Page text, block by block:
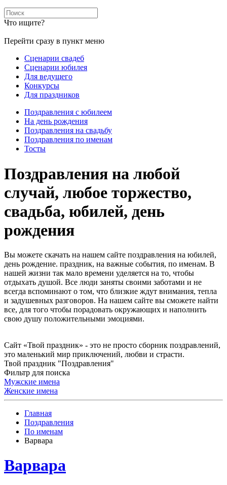
Что ищите?
Перейти сразу в пункт меню
Сценарии свадеб
Сценарии юбилея
Для ведущего
Конкурсы
Для праздников
Поздравления с юбилеем
На день рождения
Поздравления на свадьбу
Поздравления по именам
Тосты
Поздравления на любой
случай, любое торжество,
свадьба, юбилей, день
рождения
Вы можете скачать на нашем сайте поздравления на юбилей,
день рождение. праздник, на важные события, по именам. В
нашей жизни так мало времени уделяется на то, чтобы
отдыхать душой. Все люди заняты своими заботами и не
всегда вспоминают о том, что близкие ждут внимания, тепла
и задушевных разговоров. На нашем сайте вы сможете найти
все, для того чтобы порадовать окружающих и наполнить
свою душу положительными эмоциями.
Сайт «Твой праздник» - это не просто сборник поздравлений,
это маленький мир приключений, любви и страсти.
Твой праздник "Поздравления"
Фильтр для поиска
Мужские имена
Женские имена
Главная
Поздравления
По именам
Варвара
Варвара